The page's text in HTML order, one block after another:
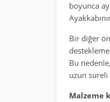
boyunca
Bir diğer
Bu
uzun süreli
Malzeme